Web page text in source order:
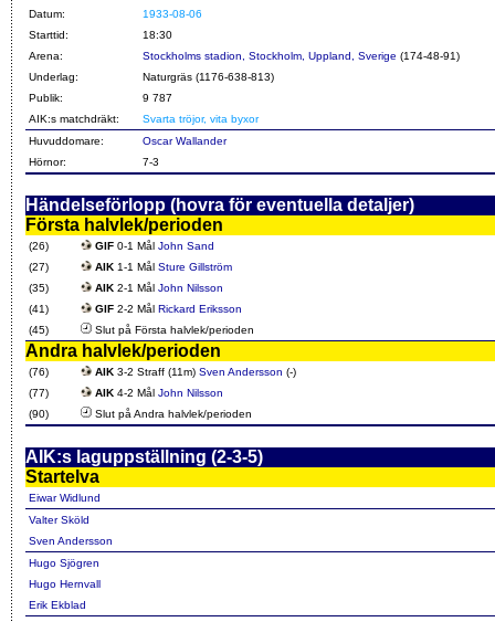
Datum:
1933-08-06
Starttid:
18:30
Arena:
Stockholms stadion, Stockholm, Uppland, Sverige (174-48-91)
Underlag:
Naturgräs (1176-638-813)
Publik:
9 787
AIK:s matchdräkt:
Svarta tröjor, vita byxor
Huvuddomare:
Oscar Wallander
Hörnor:
7-3
Händelseförlopp (hovra för eventuella detaljer)
Första halvlek/perioden
(26) GIF 0-1 Mål John Sand
(27)
AIK 1-1 Mål Sture Gillström
(35)
AIK 2-1 Mål John Nilsson
(41)
GIF 2-2 Mål Rickard Eriksson
(45)
Slut på Första halvlek/perioden
Andra halvlek/perioden
(76) AIK 3-2 Straff (11m) Sven Andersson (-)
(77)
AIK 4-2 Mål John Nilsson
(90)
Slut på Andra halvlek/perioden
AIK:s laguppställning (2-3-5)
Startelva
Eiwar Widlund
Valter Sköld
Sven Andersson
Hugo Sjögren
Hugo Hernvall
Erik Ekblad